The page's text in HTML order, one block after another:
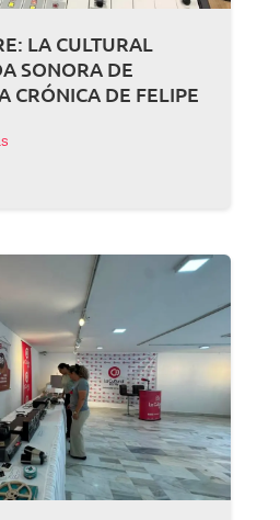
LA CULTURAL
SONORA DE
CRÓNICA DE FELIPE